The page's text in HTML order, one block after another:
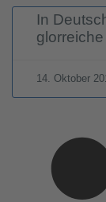
In
14. Oktober